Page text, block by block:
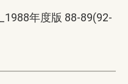
年度版 88-89(92-